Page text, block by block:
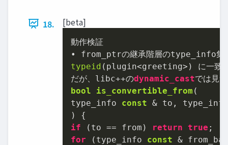
18. [beta]
動作検証
typeid (plugin<greeting>) に⼀致す
だが、libc++のdynamic_cast
bool
is_convertible_from (
type_info const & to,
)
if (to == from) return true
for (type_info const